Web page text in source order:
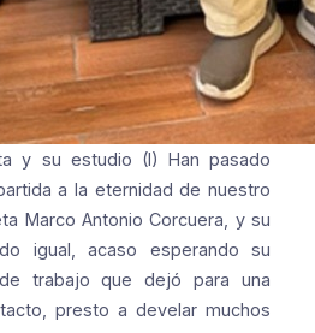
y su estudio (I) Han pasado
a la eternidad de nuestro
Marco Antonio Corcuera, y su
igual, acaso esperando su
trabajo que dejó para una
presto a develar muchos